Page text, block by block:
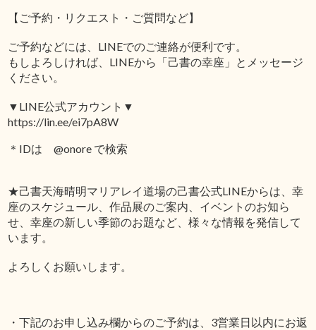
【ご予約・リクエスト・ご質問など】
ご予約などには、LINEでのご連絡が便利です。
もしよろしければ、LINEから「己書の幸座」とメッセージ
ください。
▼LINE公式アカウント▼
https://lin.ee/ei7pA8W
＊IDは @onore で検索
★己書天海晴明マリアレイ道場の己書公式LINEからは、幸
座のスケジュール、作品展のご案内、イベントのお知ら
せ、幸座の新しい季節のお題など、様々な情報を発信して
います。
よろしくお願いします。
・下記のお申し込み欄からのご予約は、3営業日以内にお返